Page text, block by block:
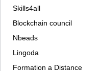
Skills4all
Blockchain council
Nbeads
Lingoda
Formation a Distance